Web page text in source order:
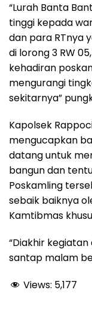
“Lurah Banta
tinggi kepada
dan para RTnya
di lorong 3 RW
kehadiran
mengurangi
sekitarnya”
Kapolsek
mengucapkan
datang untuk
bangun dan
Poskamling
sebaik baiknya
Kamtibmas
“Diakhir
santap malam
Views: 5,177